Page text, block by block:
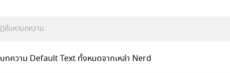
Search
Search
บทความ Default Text ทั้งหมดจากเหล่า Nerd